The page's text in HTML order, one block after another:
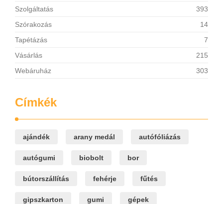
Szolgáltatás
393
Szórakozás
14
Tapétázás
7
Vásárlás
215
Webáruház
303
Címkék
ajándék arany medál autófóliázás
autógumi biobolt bor
bútorszállítás fehérje fűtés
gipszkarton gumi gépek